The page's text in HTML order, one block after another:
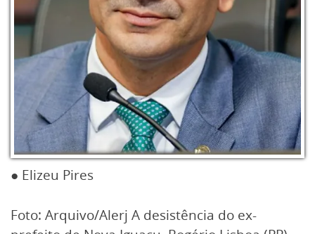
● Elizeu Pires
Foto: Arquivo/Alerj A desistência do ex-